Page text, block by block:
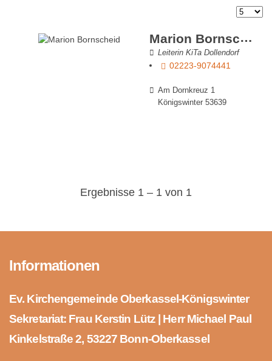
Marion Bornscheid
Leiterin KiTa Dollendorf
02223-9074441
Am Dornkreuz 1
Königswinter 53639
Ergebnisse 1 – 1 von 1
Informationen
Ev. Kirchengemeinde Oberkassel-Königswinter
Sekretariat: Frau Kerstin Lütz | Herr Michael Paul
Kinkelstraße 2, 53227 Bonn-Oberkassel